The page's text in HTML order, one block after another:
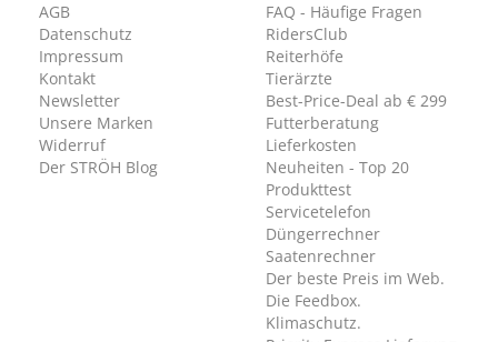
AGB
Datenschutz
Impressum
Kontakt
Newsletter
Unsere Marken
Widerruf
Der STRÖH Blog
FAQ - Häufige Fragen
RidersClub
Reiterhöfe
Tierärzte
Best-Price-Deal ab € 299
Futterberatung
Lieferkosten
Neuheiten - Top 20
Produkttest
Servicetelefon
Düngerrechner
Saatenrechner
Der beste Preis im Web.
Die Feedbox.
Klimaschutz.